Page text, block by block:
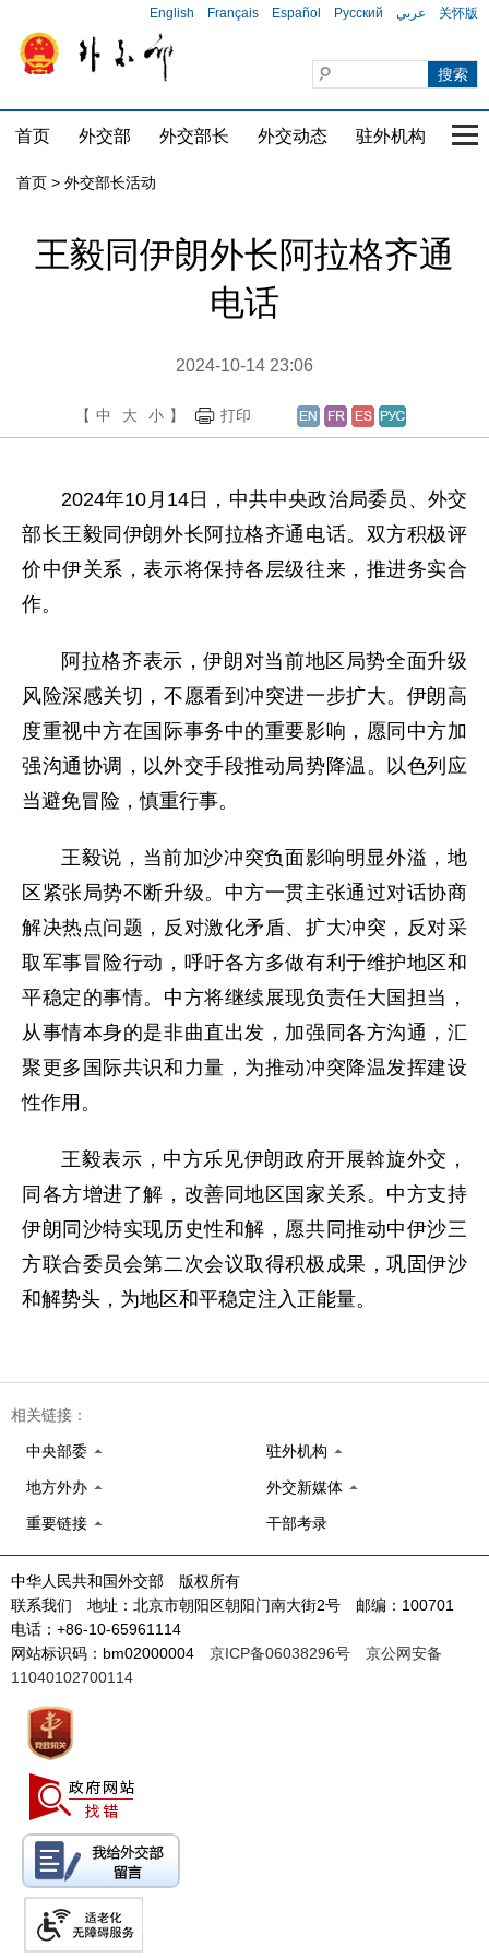
English Français Español Русский عربي 关怀版
首页 外交部 外交部长 外交动态 驻外机构 国
首页 > 外交部长活动
王毅同伊朗外长阿拉格齐通
电话
2024-10-14 23:06
【 中 大 小 】 打印
2024年10月14日，中共中央政治局委员、外交
部长王毅同伊朗外长阿拉格齐通电话。双方积极评
价中伊关系，表示将保持各层级往来，推进务实合
作。
阿拉格齐表示，伊朗对当前地区局势全面升级
风险深感关切，不愿看到冲突进一步扩大。伊朗高
度重视中方在国际事务中的重要影响，愿同中方加
强沟通协调，以外交手段推动局势降温。以色列应
当避免冒险，慎重行事。
王毅说，当前加沙冲突负面影响明显外溢，地
区紧张局势不断升级。中方一贯主张通过对话协商
解决热点问题，反对激化矛盾、扩大冲突，反对采
取军事冒险行动，呼吁各方多做有利于维护地区和
平稳定的事情。中方将继续展现负责任大国担当，
从事情本身的是非曲直出发，加强同各方沟通，汇
聚更多国际共识和力量，为推动冲突降温发挥建设
性作用。
王毅表示，中方乐见伊朗政府开展斡旋外交，
同各方增进了解，改善同地区国家关系。中方支持
伊朗同沙特实现历史性和解，愿共同推动中伊沙三
方联合委员会第二次会议取得积极成果，巩固伊沙
和解势头，为地区和平稳定注入正能量。
相关链接：
中央部委 驻外机构
地方外办 外交新媒体
重要链接 干部考录
中华人民共和国外交部 版权所有
联系我们 地址：北京市朝阳区朝阳门南大街2号 邮编：100701
电话：+86-10-65961114
网站标识码：bm02000004 京ICP备06038296号
京公网安备
11040102700114